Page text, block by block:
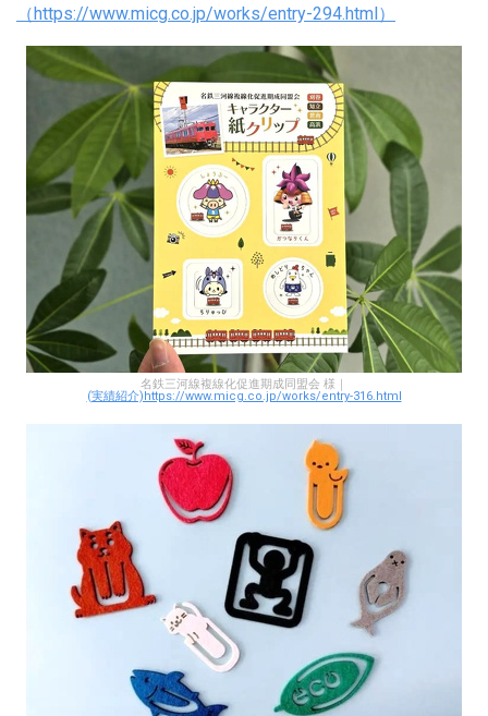
（https://www.micg.co.jp/works/entry-294.html）
名鉄三河線複線化促進期成同盟会 様｜
(実績紹介)https://www.micg.co.jp/works/entry-316.html